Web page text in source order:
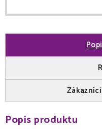
Popis produktu